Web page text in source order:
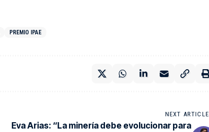
PREMIO IPAE
NEXT ARTICLE
Eva Arias: “La minería debe evolucionar para